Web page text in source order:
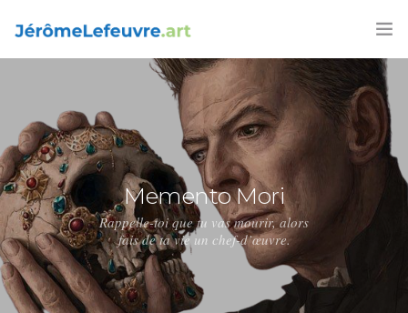
AGENDA 2026
ARTICLES
LIVRES
CONTACT
FRANÇAIS
Memento Mori
Rappelle-toi que tu vas mourir, alors
fais de ta vie un chef-d’œuvre.